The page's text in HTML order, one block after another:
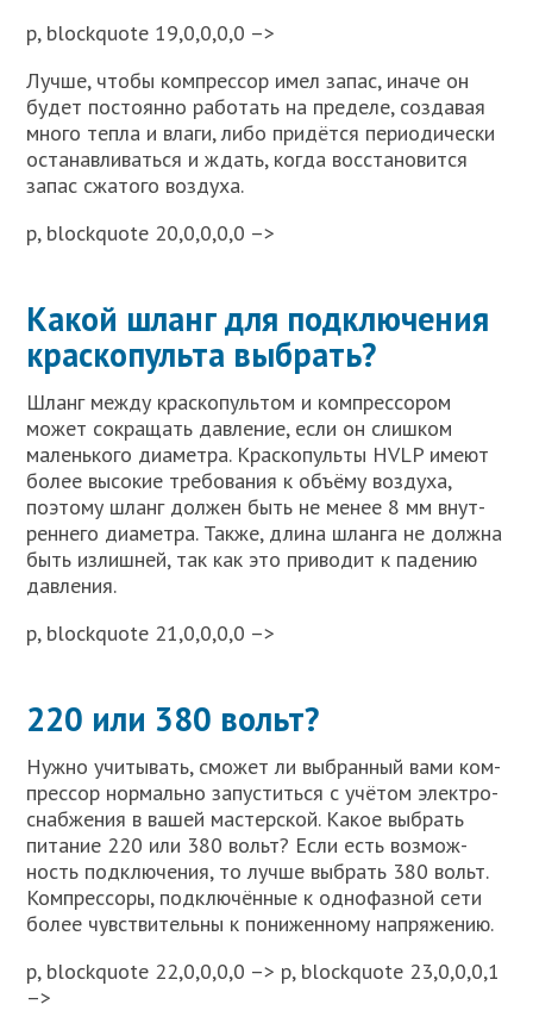
p, blockquote 19,0,0,0,0 –>
Луч­ше, что­бы ком­прес­сор имел запас, ина­че он
будет посто­ян­но рабо­тать на пре­де­ле, созда­вая
мно­го теп­ла и вла­ги, либо при­дёт­ся пери­о­ди­че­ски
оста­нав­ли­вать­ся и ждать, когда вос­ста­но­вит­ся
запас сжа­то­го воз­ду­ха.
p, blockquote 20,0,0,0,0 –>
Какой шланг для подключения
краскопульта выбрать?
Шланг меж­ду крас­ко­пуль­том и ком­прес­со­ром
может сокра­щать дав­ле­ние, если он слиш­ком
малень­ко­го диа­мет­ра. Крас­ко­пуль­ты HVLP име­ют
более высо­кие тре­бо­ва­ния к объ­ё­му воз­ду­ха,
поэто­му шланг дол­жен быть не менее 8 мм внут­
рен­не­го диа­мет­ра. Так­же, дли­на шлан­га не долж­на
быть излиш­ней, так как это при­во­дит к паде­нию
дав­ле­ния.
p, blockquote 21,0,0,0,0 –>
220 или 380 вольт?
Нуж­но учи­ты­вать, смо­жет ли выбран­ный вами ком­
прес­сор нор­маль­но запу­стить­ся с учё­том элек­тро­
снаб­же­ния в вашей мастер­ской. Какое выбрать
пита­ние 220 или 380 вольт? Если есть воз­мож­
ность под­клю­че­ния, то луч­ше выбрать 380 вольт.
Ком­прес­со­ры, под­клю­чён­ные к одно­фаз­ной сети
более чув­стви­тель­ны к пони­жен­но­му напря­же­нию.
p, blockquote 22,0,0,0,0 –> p, blockquote 23,0,0,0,1
–>